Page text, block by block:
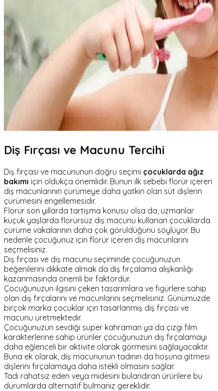
Diş Fırçası ve Macunu Tercihi
Diş fırçası ve macununun doğru seçimi çocuklarda ağız
bakımı için oldukça önemlidir. Bunun ilk sebebi florür içeren
diş macunlarının çürümeye daha yatkın olan süt dişlerin
çürümesini engellemesidir.
Florür son yıllarda tartışma konusu olsa da, uzmanlar
küçük yaşlarda florürsüz diş macunu kullanan çocuklarda
çürüme vakalarının daha çok görüldüğünü söylüyor. Bu
nedenle çocuğunuz için florür içeren diş macunlarını
seçmelisiniz.
Diş fırçası ve diş macunu seçiminde çocuğunuzun
beğenilerini dikkate almak da diş fırçalama alışkanlığı
kazanmasında önemli bir faktördür.
Çocuğunuzun ilgisini çeken tasarımlara ve figürlere sahip
olan diş fırçalarını ve macunlarını seçmelisiniz. Günümüzde
birçok marka çocuklar için tasarlanmış diş fırçası ve
macunu üretmektedir.
Çocuğunuzun sevdiği süper kahraman ya da çizgi film
karakterlerine sahip ürünler çocuğunuzun diş fırçalamayı
daha eğlenceli bir aktivite olarak görmesini sağlayacaktır.
Buna ek olarak, diş macununun tadının da hoşuna gitmesi
dişlerini fırçalamaya daha istekli olmasını sağlar.
Tadı rahatsız eden veya midesini bulandıran ürünlere bu
durumlarda alternatif bulmanız gereklidir.